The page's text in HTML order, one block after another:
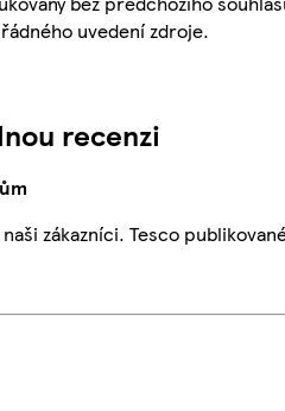
uvedení zdroje.
recenzi
zákazníci. Tesco